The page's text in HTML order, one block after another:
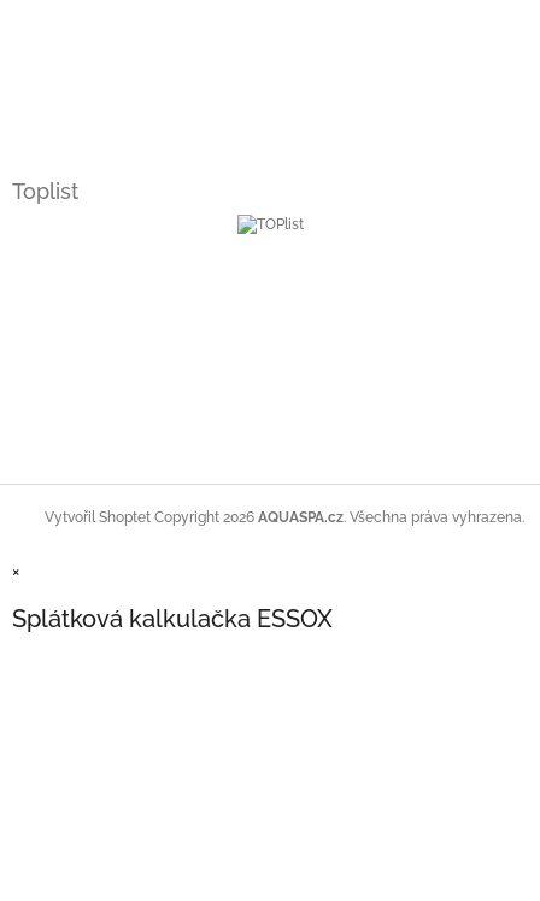
Toplist
Vytvořil Shoptet Copyright 2026 AQUASPA.cz. Všechna práva vyhrazena.
×
Splátková kalkulačka ESSOX